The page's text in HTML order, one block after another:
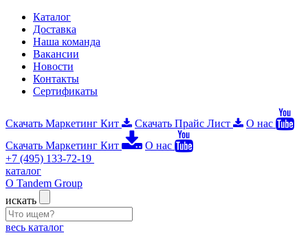
Каталог
Доставка
Наша команда
Вакансии
Новости
Контакты
Сертификаты
Скачать Маркетинг Кит Скачать Прайс Лист
О нас
Скачать Маркетинг Кит
О нас
+7 (495) 133-72-19
каталог
О Tandem Group
искать
весь каталог